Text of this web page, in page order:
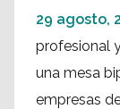
29 agosto,
profesional
una mesa
empresas